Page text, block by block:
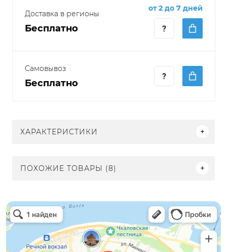
Доставка в регионы
Бесплатно
от 2 до 7 дней
Самовывоз
Бесплатно
ХАРАКТЕРИСТИКИ
ПОХОЖИЕ ТОВАРЫ (8)
Электрон
Светильники в Нижнем Новгороде
Электротехническая продукция в Нижнем Новгороде